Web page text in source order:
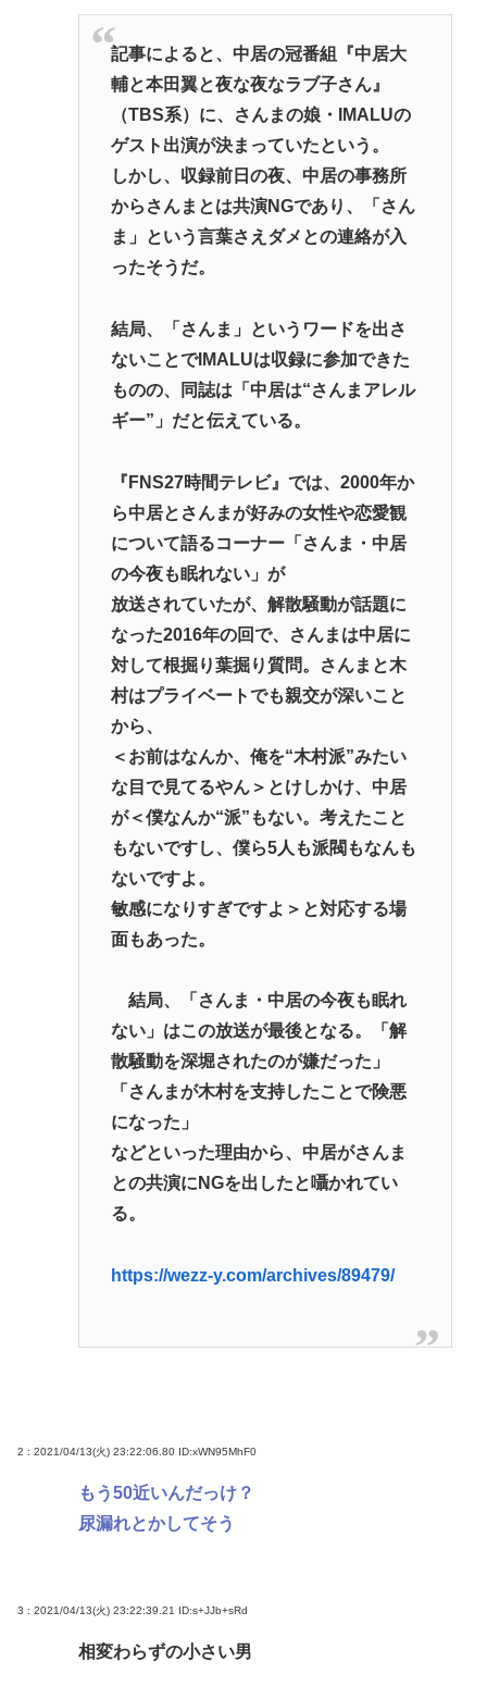
飯塚幸三って人の時の騒ぎ酷かったな。微罪で逃亡
の恐れがないなら逮捕されないって常識も知らんし
【悲報】日本さん、いよいよ本格的に壊れるwww
JAWSを超えるパニック映画あるんか？
トルコ、イラン、パキスタンの大同盟成立で、中東
で孤立するイランは滅亡不可避な情勢へwww
英名門大学最年少の黒人教授が辞任 論文盗作疑惑に
は必殺「人種差別ガー」で反撃
弁護士「オタクの献血は『女性の体内に自分の体液
に当たる」
堀大輔さん、寝る間も惜しんでレスバ祭りwww
Powered by livedoor 相互RSS
記事によると、中居の冠番組『中居大
輔と本田翼と夜な夜なラブ子さん』
（TBS系）に、さんまの娘・IMALUの
ゲスト出演が決まっていたという。
しかし、収録前日の夜、中居の事務所
からさんまとは共演NGであり、「さん
ま」という言葉さえダメとの連絡が入
ったそうだ。
結局、「さんま」というワードを出さ
ないことでIMALUは収録に参加できた
ものの、同誌は「中居は“さんまアレル
ギー”」だと伝えている。
『FNS27時間テレビ』では、2000年か
ら中居とさんまが好みの女性や恋愛観
について語るコーナー「さんま・中居
の今夜も眠れない」が
放送されていたが、解散騒動が話題に
なった2016年の回で、さんまは中居に
対して根掘り葉掘り質問。さんまと木
村はプライベートでも親交が深いこと
から、
＜お前はなんか、俺を“木村派”みたい
な目で見てるやん＞とけしかけ、中居
が＜僕なんか“派”もない。考えたこと
もないですし、僕ら5人も派閥もなんも
ないですよ。
敏感になりすぎですよ＞と対応する場
面もあった。
結局、「さんま・中居の今夜も眠れ
ない」はこの放送が最後となる。「解
散騒動を深堀されたのが嫌だった」
「さんまが木村を支持したことで険悪
になった」
などといった理由から、中居がさんま
との共演にNGを出したと囁かれてい
る。
https://wezz-y.com/archives/89479/
2 : 2021/04/13(火) 23:22:06.80 ID:xWN95MhF0
もう50近いんだっけ？
尿漏れとかしてそう
3 : 2021/04/13(火) 23:22:39.21 ID:s+JJb+sRd
相変わらずの小さい男